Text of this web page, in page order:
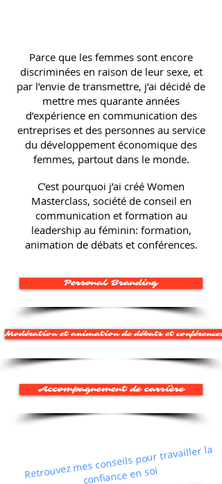
Personal Branding
Modération et animation de débats et conférences
Parce que les femmes sont encore
discriminées en raison de leur sexe, et
par l’envie de transmettre, j’ai décidé de
mettre mes quarante années
d’expérience en communication des
entreprises et des personnes au service
du développement économique des
femmes, partout dans le monde.
C’est pourquoi j’ai créé Women
Masterclass, société de conseil en
communication et formation au
leadership au féminin: formation,
animation de débats et conférences.
Retrouvez mes conseils pour travailler la
confiance en soi
Accompagnement de carrière